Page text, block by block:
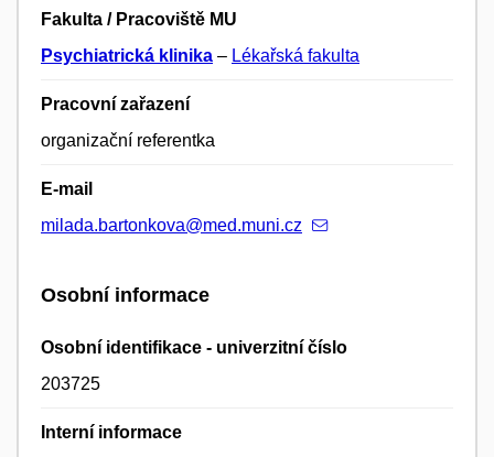
Fakulta / Pracoviště MU
Psychiatrická klinika – Lékařská fakulta
Pracovní zařazení
organizační referentka
E-mail
milada.bartonkova@med.muni.cz
Osobní informace
Osobní identifikace - univerzitní číslo
203725
Interní informace